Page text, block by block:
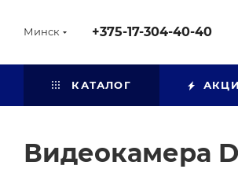
Минск +375-17-304-40-40
КАТАЛОГ
Видеокамера